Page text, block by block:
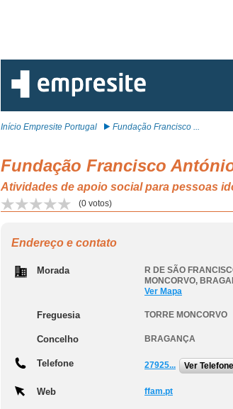
Início Empresite Portugal Fundação Francisco ...
Fundação Francisco
Atividades de apoio social para pessoas
(0 votos)
Endereço e contato
Morada R DE SÃO
MONCORVO,
Ver Mapa
Freguesia TORRE MONCORVO
Concelho BRAGANÇA
Telefone 27925... Ver Telefone
Web ffam.pt